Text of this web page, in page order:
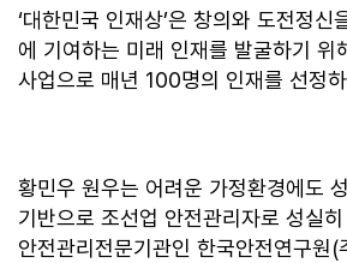
‘대한민국 인재상’은 창의와 도전정신
에 기여하는 미래 인재를 발굴하기
사업으로 매년 100명의 인재를 선정
황민우 원우는 어려운 가정환경에도
기반으로 조선업 안전관리자로 성실
안전관리전문기관인 한국안전연구원(